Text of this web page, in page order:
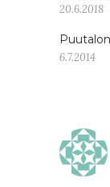
20.6.2018
6.7.2014